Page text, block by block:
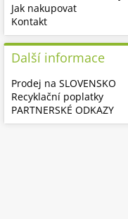
Jak nakupovat
Kontakt
Další informace
Prodej na SLOVENSKO
Recyklační poplatky
PARTNERSKÉ ODKAZY